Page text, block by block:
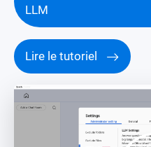
LLM
Lire le tutoriel